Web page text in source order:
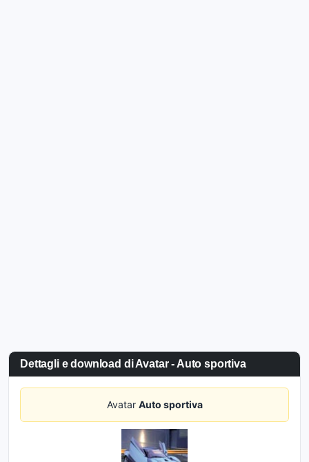
Dettagli e download di Avatar - Auto sportiva
Avatar Auto sportiva